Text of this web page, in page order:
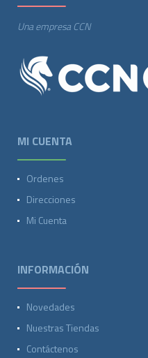
Una empresa CCN
MI CUENTA
Ordenes
Direcciones
Mi Cuenta
INFORMACIÓN
Novedades
Nuestras Tiendas
Contáctenos